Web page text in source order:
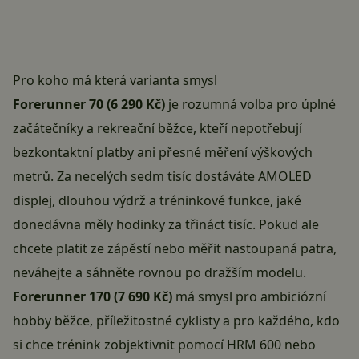
Pro koho má která varianta smysl
Forerunner 70 (6 290 Kč) je rozumná volba pro úplné
začátečníky a rekreační běžce, kteří nepotřebují
bezkontaktní platby ani přesné měření výškových
metrů. Za necelých sedm tisíc dostáváte AMOLED
displej, dlouhou výdrž a tréninkové funkce, jaké
donedávna měly hodinky za třináct tisíc. Pokud ale
chcete platit ze zápěstí nebo měřit nastoupaná patra,
neváhejte a sáhněte rovnou po dražším modelu.
Forerunner 170 (7 690 Kč) má smysl pro ambiciózní
hobby běžce, příležitostné cyklisty a pro každého, kdo
si chce trénink zobjektivnit pomocí HRM 600 nebo